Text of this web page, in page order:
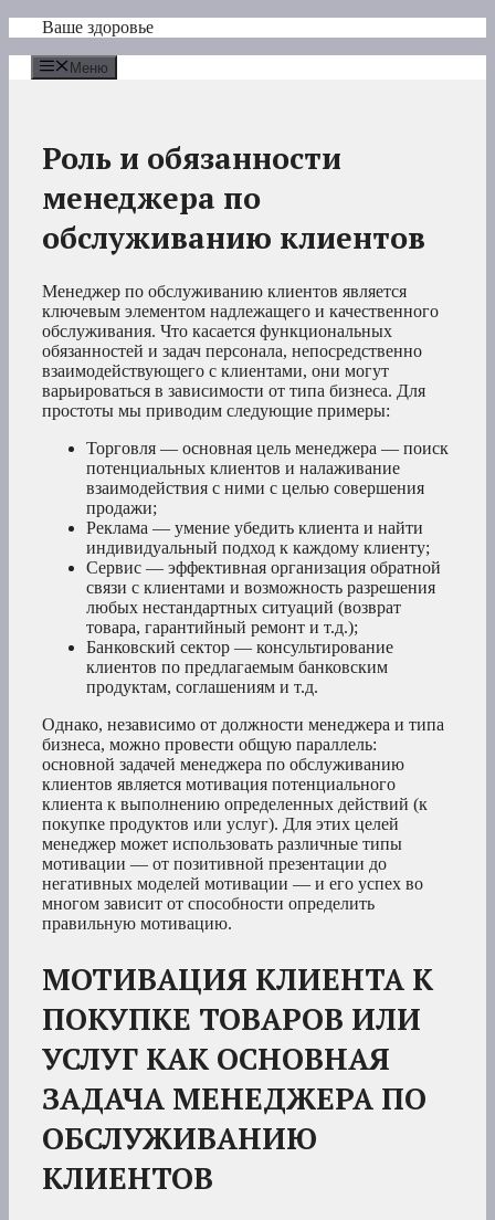
Перейти
содержимому
Ваше здоровье
Меню
Роль и обязанности
менеджера по
обслуживанию клиентов
Менеджер по обслуживанию клиентов является
ключевым элементом надлежащего и качественного
обслуживания. Что касается функциональных
обязанностей и задач персонала, непосредственно
взаимодействующего с клиентами, они могут
варьироваться в зависимости от типа бизнеса. Для
простоты мы приводим следующие примеры:
Торговля — основная цель менеджера — поиск
потенциальных клиентов и налаживание
взаимодействия с ними с целью совершения
продажи;
Реклама — умение убедить клиента и найти
индивидуальный подход к каждому клиенту;
Сервис — эффективная организация обратной
связи с клиентами и возможность разрешения
любых нестандартных ситуаций (возврат
товара, гарантийный ремонт и т.д.);
Банковский сектор — консультирование
клиентов по предлагаемым банковским
продуктам, соглашениям и т.д.
Однако, независимо от должности менеджера и типа
бизнеса, можно провести общую параллель:
основной задачей менеджера по обслуживанию
клиентов является мотивация потенциального
клиента к выполнению определенных действий (к
покупке продуктов или услуг). Для этих целей
менеджер может использовать различные типы
мотивации — от позитивной презентации до
негативных моделей мотивации — и его успех во
многом зависит от способности определить
правильную мотивацию.
МОТИВАЦИЯ КЛИЕНТА К
ПОКУПКЕ ТОВАРОВ ИЛИ
УСЛУГ КАК ОСНОВНАЯ
ЗАДАЧА МЕНЕДЖЕРА ПО
ОБСЛУЖИВАНИЮ
КЛИЕНТОВ